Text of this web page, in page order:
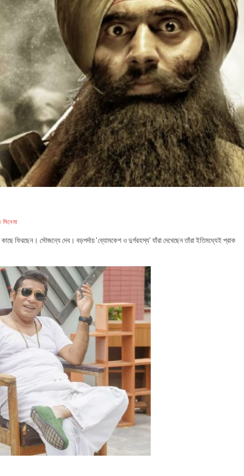
সিনেমা
ফিরছেন। সৌজন্যে দেব। বড়পর্দায় ‘ব্যোমকেশ ও দুর্গরহস্য’ যাঁরা দেখেছেন তাঁরা ইতিমধ্যেই প্রাক